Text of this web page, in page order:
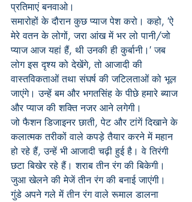
प्रतिमाएं बनवाओ।
समारोहों के दौरान कुछ प्याज पेश करो। कहो, ′ऐ
मेरे वतन के लोगों, जरा आंख में भर लो पानी/जो
प्याज आज यहां हैं, थी उनकी ही कुर्बानी।′ जब
लोग इस दृश्य को देखेंगे, तो आजादी की
वास्तविकताओं तथा संघर्ष की जटिलताओं को भूल
जाएंगे। उन्हें बम और भगतसिंह के पीछे हमारे ब्याज
और प्याज की शक्ति नजर आने लगेगी।
जो फैशन डिजाइनर छाती, पेट और टांगें दिखाने के
कलात्मक तरीकों वाले कपड़े तैयार करने में महान
हो रहे हैं, उन्हें भी आजादी चढ़ी हुई है। वे तिरंगी
छटा बिखेर रहे हैं। शराब तीन रंग की बिकेगी।
जुआ खेलने की मेजें तीन रंग की बनाई जाएंगी।
गुंडे अपने गले में तीन रंग वाले रूमाल डालना